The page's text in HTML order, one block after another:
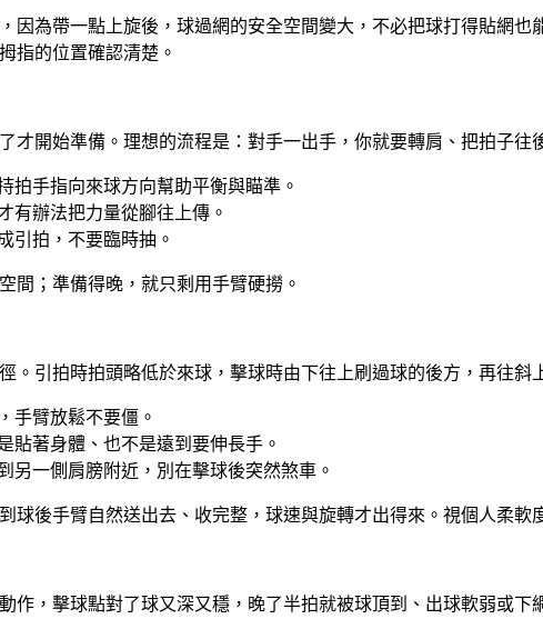
因為帶一點上旋後，球過網的安全空間變大，不必把球打得貼網也
指的位置確認清楚。
才開始準備。理想的流程是：對手一出手，你就要轉肩、把拍子往
拍手指向來球方向幫助平衡與瞄準。
有辦法把力量從腳往上傳。
引拍，不要臨時抽。
間；準備得晚，就只剩用手臂硬撈。
。引拍時拍頭略低於來球，擊球時由下往上刷過球的後方，再往
手臂放鬆不要僵。
貼著身體、也不是遠到要伸長手。
另一側肩膀附近，別在擊球後突然煞車。
球後手臂自然送出去、收完整，球速與旋轉才出得來。視個人柔
作，擊球點對了球又深又穩，晚了半拍就被球頂到、出球軟弱或下